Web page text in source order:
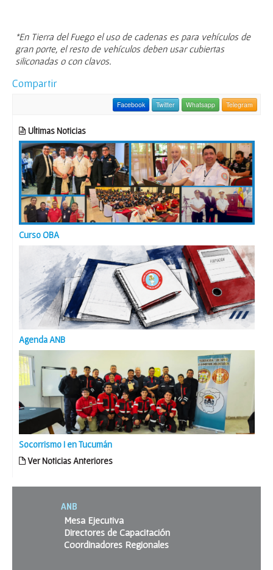
*En Tierra del Fuego el uso de cadenas es para vehículos de
gran porte, el resto de vehículos deben usar cubiertas
siliconadas o con clavos.
Compartir
Facebook Twitter Whatsapp Telegram
Ultimas Noticias
Curso OBA
Agenda ANB
Socorrismo I en Tucumán
Ver Noticias Anteriores
ANB
Mesa Ejecutiva
Directores de Capacitación
Coordinadores Regionales